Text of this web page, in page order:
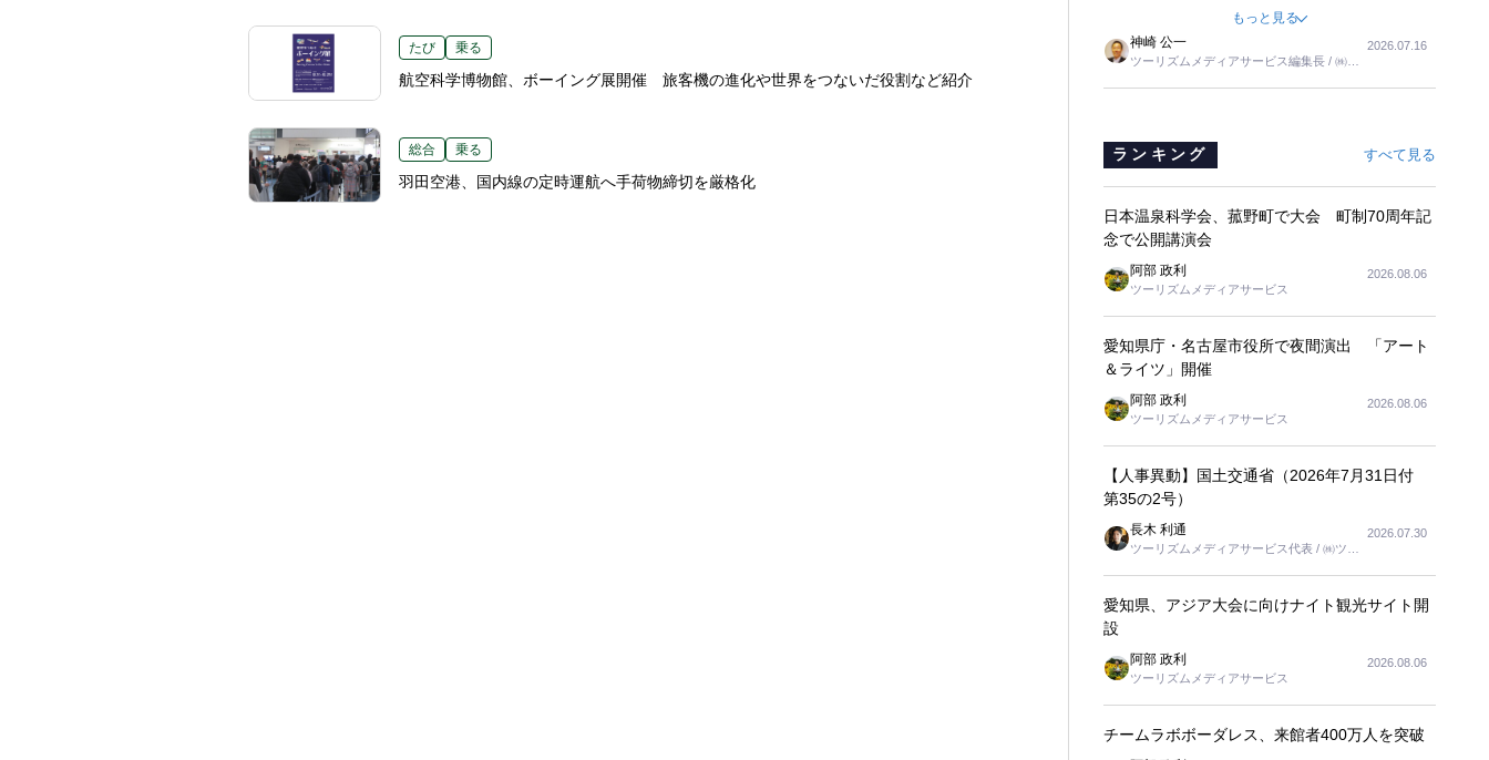
たび 乗る
航空科学博物館、ボーイング展開催 旅客機の進化や世界をつないだ役割など紹介
総合 乗る
羽田空港、国内線の定時運航へ手荷物締切を厳格化
確信したそうです。今回の記事を懐かしく読みまし
りました。母の住まいから近いという理由で、その
施設を選択したのですが、私と妹にとっては、半日
仕事ででした。シニアの住まい選びは、当人だけで
はなく、世話をする家族の足の便も考えない外池な
もっと見る
神崎 公一
ツーリズムメディアサービス編集長 / ㈱ツ
2026.07.16
ランキング すべて見る
日本温泉科学会、菰野町で大会 町制70周年記
念で公開講演会
阿部 政利
ツーリズムメディアサービス
2026.08.06
愛知県庁・名古屋市役所で夜間演出 「アート
＆ライツ」開催
阿部 政利
ツーリズムメディアサービス
2026.08.06
【人事異動】国土交通省（2026年7月31日付
第35の2号）
長木 利通
ツーリズムメディアサービス代表 / ㈱ツー
2026.07.30
愛知県、アジア大会に向けナイト観光サイト開
設
阿部 政利
ツーリズムメディアサービス
2026.08.06
チームラボボーダレス、来館者400万人を突破